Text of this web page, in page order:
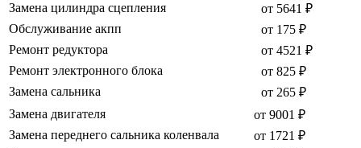
Замена цилиндра сцепления
от 5641 ₽
Обслуживание акпп
от 175 ₽
Ремонт редуктора
от 4521 ₽
Ремонт электронного блока
от 825 ₽
Замена сальника
от 265 ₽
Замена двигателя
от 9001 ₽
Замена переднего сальника коленвала
от 1721 ₽